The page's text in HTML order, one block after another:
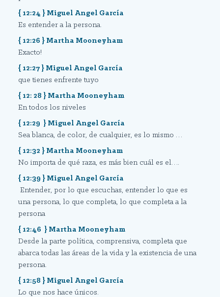
{ 12:24 } Miguel Angel García
Es entender a la persona.
{ 12:26 } Martha Mooneyham
Exacto!
{ 12:27 } Miguel Angel García
que tienes enfrente tuyo
{ 12: 28 } Martha Mooneyham
En todos los niveles
{ 12:29 } Miguel Angel García
Sea blanca, de color, de cualquier, es lo mismo …
{ 12:32 } Martha Mooneyham
No importa de qué raza, es más bien cuál es el….
{ 12:39 } Miguel Angel García
Entender, por lo que escuchas, entender lo que es
una persona, lo que completa, lo que completa a la
persona
{ 12:46 } Martha Mooneyham
Desde la parte política, comprensiva, completa que
abarca todas las áreas de la vida y la existencia de una
persona.
{ 12:58 } Miguel Angel García
Lo que nos hace únicos.